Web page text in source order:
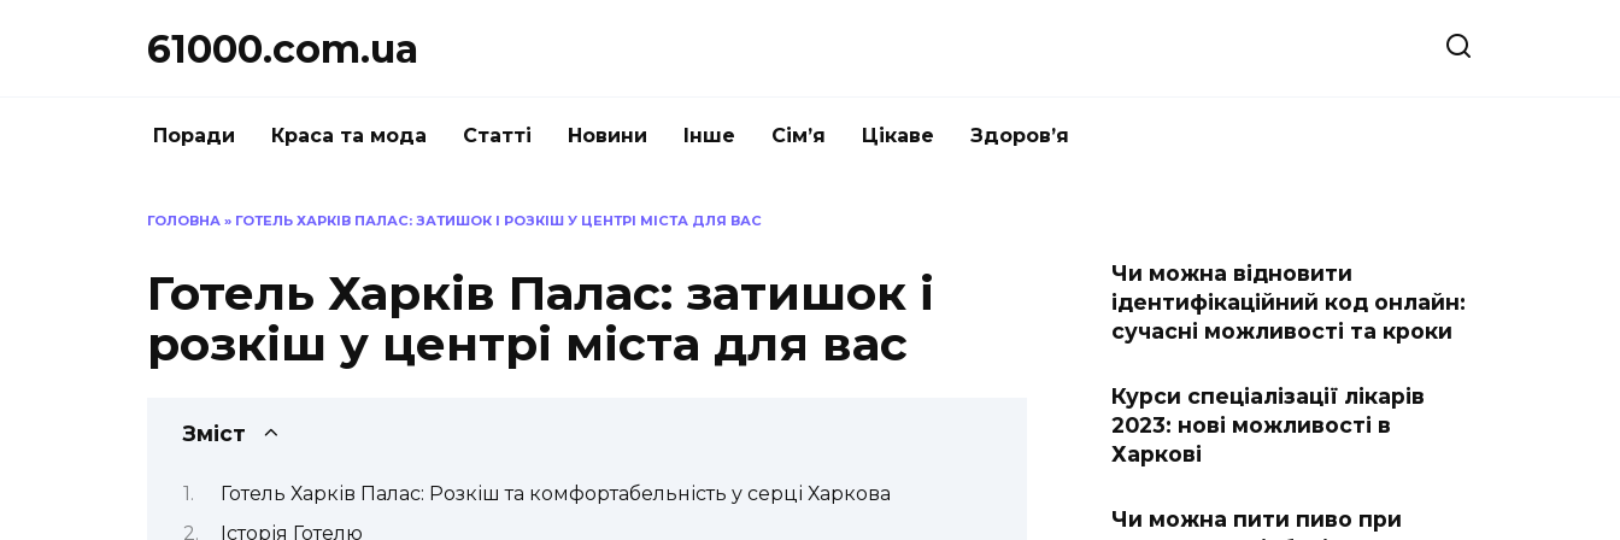
61000.com.ua
Поради Краса та мода Статті Новини Інше Сім’я Цікаве Здоров’я
ГОЛОВНА » ГОТЕЛЬ ХАРКІВ ПАЛАС: ЗАТИШОК І РОЗКІШ У ЦЕНТРІ МІСТА ДЛЯ ВАС
Готель Харків Палас: затишок і
розкіш у центрі міста для вас
Зміст
Готель Харків Палас: Розкіш та комфортабельність у серці Харкова
Історія Готелю
Чи можна відновити
ідентифікаційний код онлайн:
сучасні можливості та кроки
Курси спеціалізації лікарів
2023: нові можливості в
Харкові
Чи можна пити пиво при